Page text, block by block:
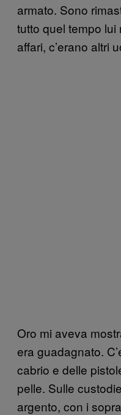
armato. Sono
tutto quel tempo
affari, c’erano altri
Oro mi aveva
era guadagnato.
cabrio e delle
pelle. Sulle
argento, con i